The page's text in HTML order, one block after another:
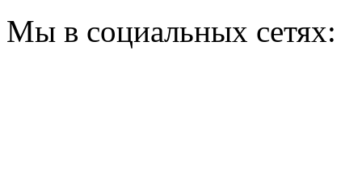
Мы в социальных сетях: